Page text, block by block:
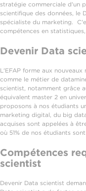
stratégie commerciale d'un
scientifique des données, le
spécialiste du marketing.
compétences en
Devenir Data
L'EFAP forme aux
comme le métier de
scientist, notamment grâce
équivalent master 2 en
proposons à nos étudiants
marketing digital, du big
acquises sont appelées à
où 51% de nos étudiants
Compétences
scientist
Devenir Data scientist